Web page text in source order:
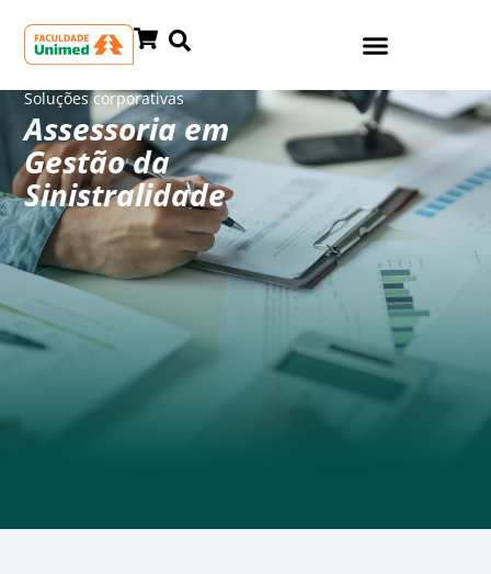
Soluções corporativas
Assessoria em
Gestão da
Sinistralidade